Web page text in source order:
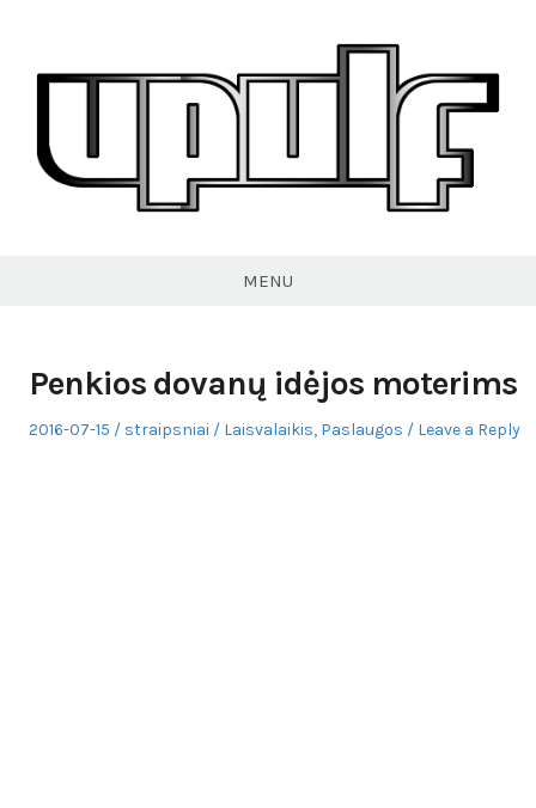
content
MENU
Penkios dovanų idėjos moterims
Posted
2016-07-15 Author
straipsniai
Posted
Laisvalaikis, Paslaugos Leave a Reply